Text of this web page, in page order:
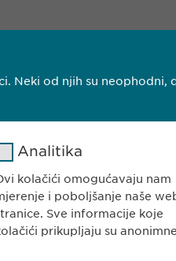
cesta 23
Neki od njih su
Analitika
kolačići omogućavaju nam
i poboljšanje naše
Sve informacije koje
prikupljaju su